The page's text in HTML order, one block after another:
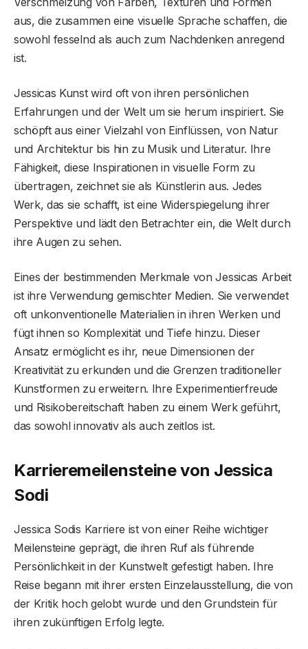
aus, die zusammen eine visuelle Sprache schaffen, die
sowohl fesselnd als auch zum Nachdenken anregend
ist.
Jessicas Kunst wird oft von ihren persönlichen
Erfahrungen und der Welt um sie herum inspiriert. Sie
schöpft aus einer Vielzahl von Einflüssen, von Natur
und Architektur bis hin zu Musik und Literatur. Ihre
Fähigkeit, diese Inspirationen in visuelle Form zu
übertragen, zeichnet sie als Künstlerin aus. Jedes
Werk, das sie schafft, ist eine Widerspiegelung ihrer
Perspektive und lädt den Betrachter ein, die Welt durch
ihre Augen zu sehen.
Eines der bestimmenden Merkmale von Jessicas Arbeit
ist ihre Verwendung gemischter Medien. Sie verwendet
oft unkonventionelle Materialien in ihren Werken und
fügt ihnen so Komplexität und Tiefe hinzu. Dieser
Ansatz ermöglicht es ihr, neue Dimensionen der
Kreativität zu erkunden und die Grenzen traditioneller
Kunstformen zu erweitern. Ihre Experimentierfreude
und Risikobereitschaft haben zu einem Werk geführt,
das sowohl innovativ als auch zeitlos ist.
Karrieremeilensteine ​​von Jessica
Sodi
Jessica Sodis Karriere ist von einer Reihe wichtiger
Meilensteine ​​geprägt, die ihren Ruf als führende
Persönlichkeit in der Kunstwelt gefestigt haben. Ihre
Reise begann mit ihrer ersten Einzelausstellung, die von
der Kritik hoch gelobt wurde und den Grundstein für
ihren zukünftigen Erfolg legte.